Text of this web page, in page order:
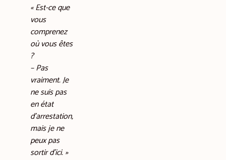
« Est-ce que
vous
comprenez
où vous êtes
?
– Pas
vraiment. Je
ne suis pas
en état
d’arrestation,
mais je ne
peux pas
sortir d’ici. »